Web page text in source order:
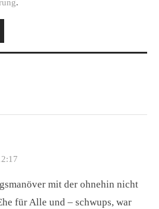
.
mit der ohnehin nicht
für Alle und – schwups, war